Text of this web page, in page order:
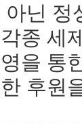
닌 정
종 세
을 통
후원